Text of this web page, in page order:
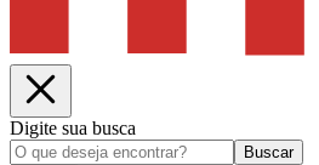
Digite sua busca
Buscar